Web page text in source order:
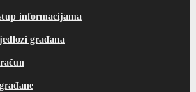
informacijama
građana